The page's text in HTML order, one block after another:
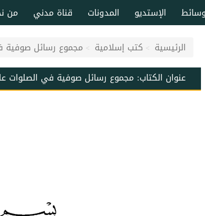
من قناة مدني المدونات الإستديو
الرئيسية كتب إسلامية مجموع رسائل صوفية
عنوان الكتاب: مجموع رسائل صوفية في الصلوات